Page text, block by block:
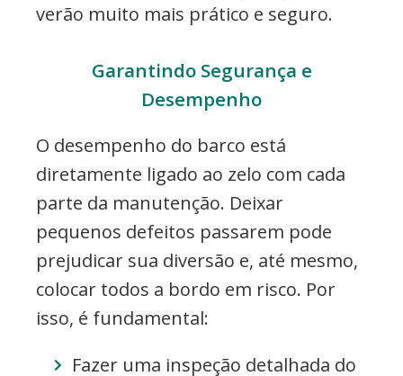
verão muito mais prático e seguro.
Garantindo Segurança e
Desempenho
O desempenho do barco está
diretamente ligado ao zelo com cada
parte da manutenção. Deixar
pequenos defeitos passarem pode
prejudicar sua diversão e, até mesmo,
colocar todos a bordo em risco. Por
isso, é fundamental:
Fazer uma inspeção detalhada do